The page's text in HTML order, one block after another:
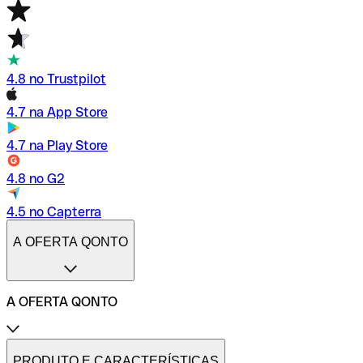
4.8 no Trustpilot
4.7 na App Store
4.7 na Play Store
4.8 no G2
4.5 no Capterra
A OFERTA QONTO
A OFERTA QONTO
Tarifas